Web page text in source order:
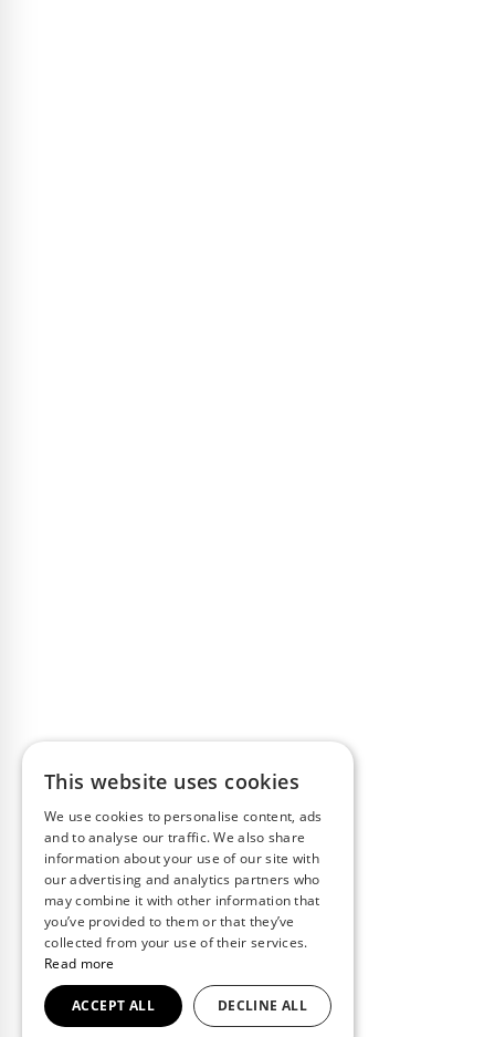
This website uses cookies
We use cookies to personalise content, ads
and to analyse our traffic. We also share
information about your use of our site with
our advertising and analytics partners who
may combine it with other information that
you’ve provided to them or that they’ve
collected from your use of their services.
Read more
ACCEPT ALL DECLINE ALL